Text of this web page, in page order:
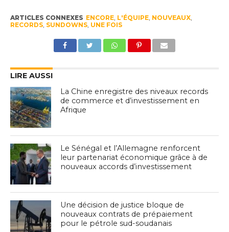
ARTICLES CONNEXES ENCORE, L'ÉQUIPE, NOUVEAUX,
RECORDS, SUNDOWNS, UNE FOIS
LIRE AUSSI
La Chine enregistre des niveaux records
de commerce et d’investissement en
Afrique
Le Sénégal et l’Allemagne renforcent
leur partenariat économique grâce à de
nouveaux accords d’investissement
Une décision de justice bloque de
nouveaux contrats de prépaiement
pour le pétrole sud-soudanais